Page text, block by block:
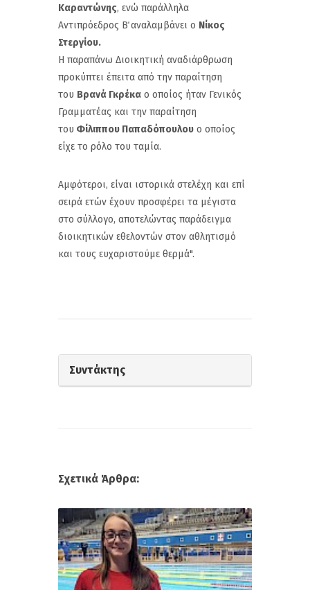
Καραντώνης, ενώ παράλληλα
Αντιπρόεδρος Β΄ αναλαμβάνει ο Νίκος
Στεργίου.
Η παραπάνω Διοικητική αναδιάρθρωση
προκύπτει έπειτα από την παραίτηση
του Βρανά Γκρέκα ο οποίος ήταν Γενικός
Γραμματέας και την παραίτηση
του Φίλιππου Παπαδόπουλου ο οποίος
είχε το ρόλο του ταμία.
Αμφότεροι, είναι ιστορικά στελέχη και επί
σειρά ετών έχουν προσφέρει τα μέγιστα
στο σύλλογο, αποτελώντας παράδειγμα
διοικητικών εθελοντών στον αθλητισμό
και τους ευχαριστούμε θερμά".
Συντάκτης
Σχετικά Άρθρα: